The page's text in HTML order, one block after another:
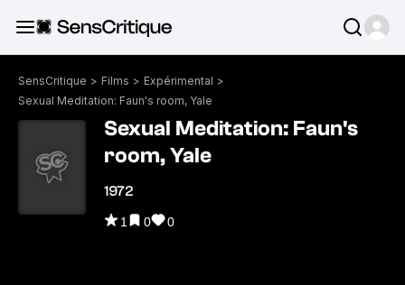
SensCritique > Films > Expérimental >
Sexual Meditation: Faun's room, Yale
Sexual Meditation: Faun's
room, Yale
1972
1 0 0